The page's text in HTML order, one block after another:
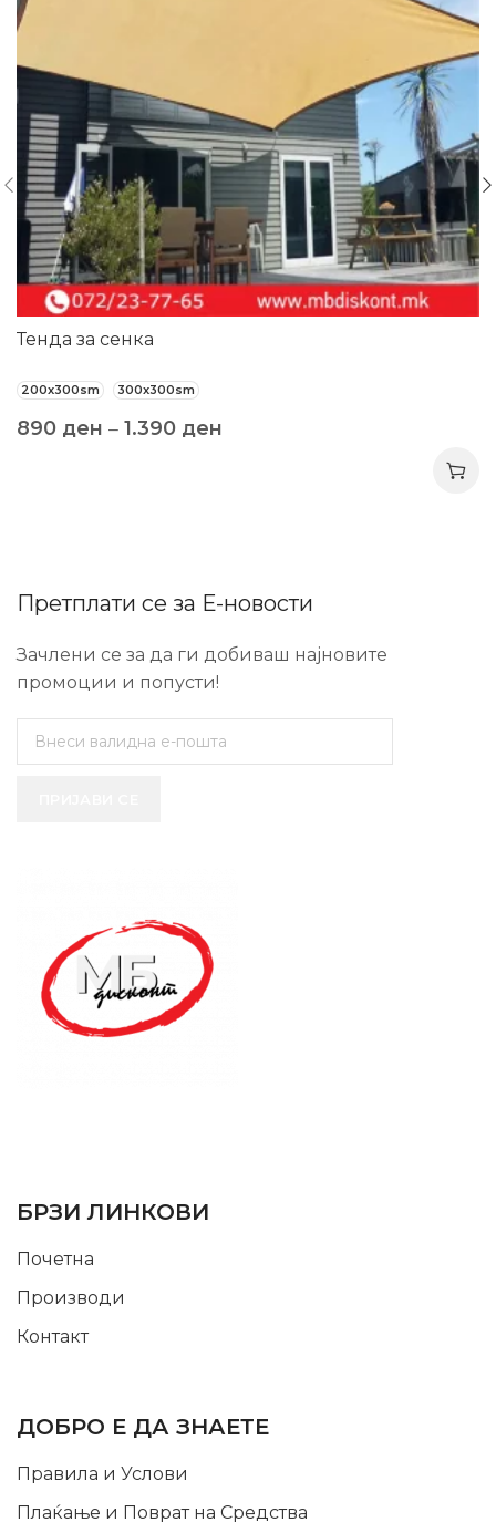
Тенда за сенка
200x300sm 300x300sm
890 ден – 1.390 ден
Претплати се за Е-новости
Зачлени се за да ги добиваш најновите
промоции и попусти!
БРЗИ ЛИНКОВИ
Почетна
Производи
Контакт
ДОБРО Е ДА ЗНАЕТЕ
Правила и Услови
Плаќање и Поврат на Средства